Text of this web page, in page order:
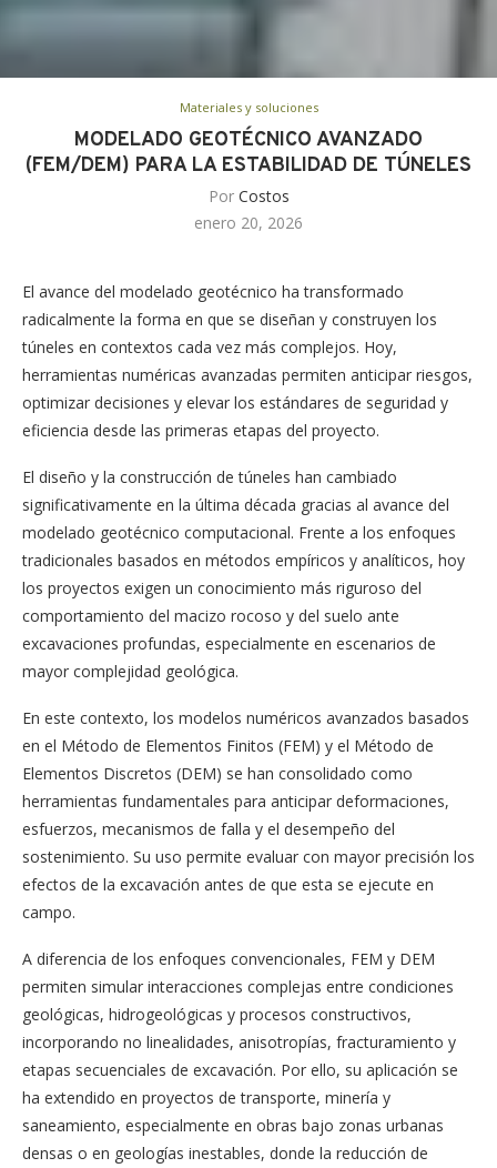
Materiales y soluciones
MODELADO GEOTÉCNICO AVANZADO
(FEM/DEM) PARA LA ESTABILIDAD DE TÚNELES
Por Costos
enero 20, 2026
El avance del modelado geotécnico ha transformado
radicalmente la forma en que se diseñan y construyen los
túneles en contextos cada vez más complejos. Hoy,
herramientas numéricas avanzadas permiten anticipar riesgos,
optimizar decisiones y elevar los estándares de seguridad y
eficiencia desde las primeras etapas del proyecto.
El diseño y la construcción de túneles han cambiado
significativamente en la última década gracias al avance del
modelado geotécnico computacional. Frente a los enfoques
tradicionales basados en métodos empíricos y analíticos, hoy
los proyectos exigen un conocimiento más riguroso del
comportamiento del macizo rocoso y del suelo ante
excavaciones profundas, especialmente en escenarios de
mayor complejidad geológica.
En este contexto, los modelos numéricos avanzados basados
en el Método de Elementos Finitos (FEM) y el Método de
Elementos Discretos (DEM) se han consolidado como
herramientas fundamentales para anticipar deformaciones,
esfuerzos, mecanismos de falla y el desempeño del
sostenimiento. Su uso permite evaluar con mayor precisión los
efectos de la excavación antes de que esta se ejecute en
campo.
A diferencia de los enfoques convencionales, FEM y DEM
permiten simular interacciones complejas entre condiciones
geológicas, hidrogeológicas y procesos constructivos,
incorporando no linealidades, anisotropías, fracturamiento y
etapas secuenciales de excavación. Por ello, su aplicación se
ha extendido en proyectos de transporte, minería y
saneamiento, especialmente en obras bajo zonas urbanas
densas o en geologías inestables, donde la reducción de